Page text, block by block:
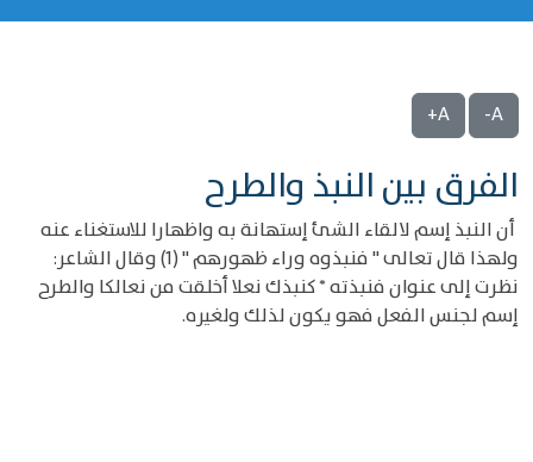
A-
A+
الفرق بين النبذ والطرح
أن النبذ إسم لالقاء الشئ إستهانة به واظهارا للاستغناء عنه
ولهذا قال تعالى " فنبذوه وراء ظهورهم " (1) وقال الشاعر:
نظرت إلى عنوان فنبذته * كنبذك نعلا أخلقت من نعالكا والطرح
إسم لجنس الفعل فهو يكون لذلك ولغيره.